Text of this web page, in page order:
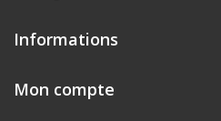
Informations
Mon compte